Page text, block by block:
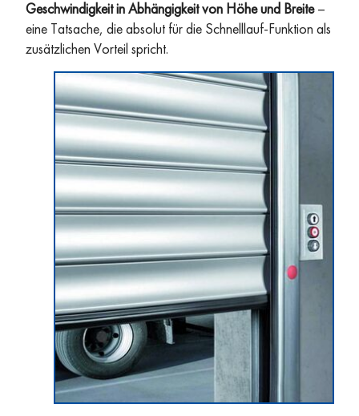
Geschwindigkeit in Abhängigkeit von Höhe und Breite–
eine Tatsache, die absolut für die Schnelllauf-Funktion als
zusätzlichen Vorteil spricht.